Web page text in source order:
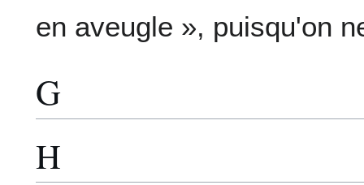
en aveugle », puisqu'on
G
H